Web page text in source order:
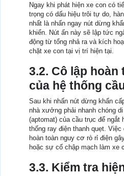
Ngay khi phát hiện xe con có
trọng có dấu hiệu trôi tự do,
nhất là nhấn ngay nút dừng
khiển. Nút ấn này sẽ lập tức
động từ tổng nhả ra và kích
chặt xe con tại vị trí hiện tại.
3.2. Cô lập
của hệ thống
Sau khi nhấn nút dừng khẩn
nhà xưởng phải nhanh chóng
(aptomat) của cầu trục để ngắt
thống ray điện thanh quẹt.
hoàn toàn nguy cơ rò rỉ điện
hoặc sự cố chập mạch làm xe
3.3. Kiểm tra